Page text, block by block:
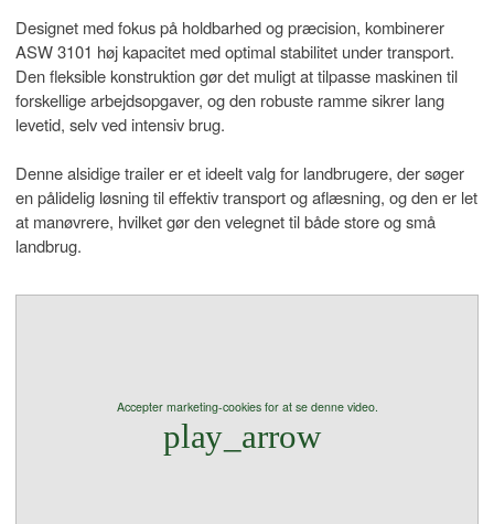
Designet med fokus på holdbarhed og præcision, kombinerer
ASW 3101 høj kapacitet med optimal stabilitet under transport.
Den fleksible konstruktion gør det muligt at tilpasse maskinen til
forskellige arbejdsopgaver, og den robuste ramme sikrer lang
levetid, selv ved intensiv brug.
Denne alsidige trailer er et ideelt valg for landbrugere, der søger
en pålidelig løsning til effektiv transport og aflæsning, og den er let
at manøvrere, hvilket gør den velegnet til både store og små
landbrug.
Accepter marketing-cookies for at se denne video.
play_arrow